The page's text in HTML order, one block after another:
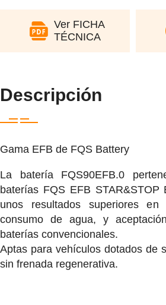
Ver FICHA
TÉCNICA
Descripción
Gama EFB de FQS Battery
La batería FQS90EFB.0
baterías FQS EFB STAR&STOP
unos resultados superiores
consumo de agua, y
baterías convencionales.
Aptas para vehículos dotados de
sin frenada regenerativa.